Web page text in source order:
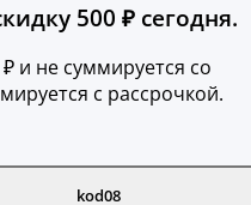
500 ₽ сегодня.
и не суммируется со
с рассрочкой.
kod08